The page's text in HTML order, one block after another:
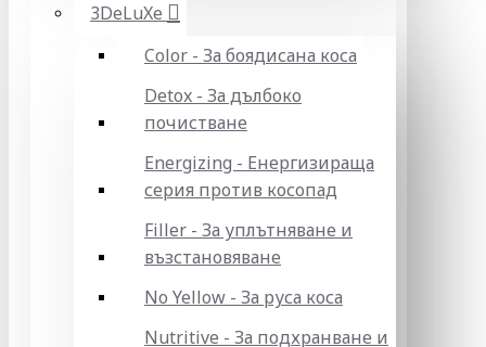
3DeLuXe
Color - За боядисана коса
Detox - За дълбоко
почистване
Energizing - Енергизираща
серия против косопад
Filler - За уплътняване и
възстановяване
No Yellow - За руса коса
Nutritive - За подхранване и